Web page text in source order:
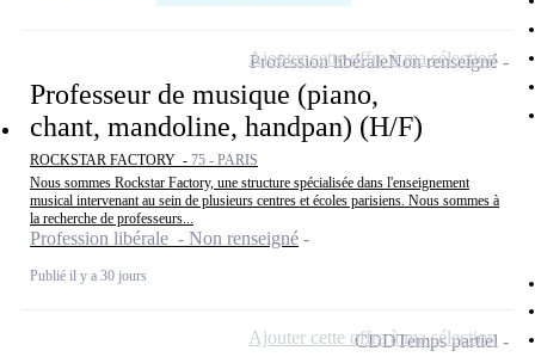
Professeur de musique (piano,
chant, mandoline, handpan) (H/F)
ROCKSTAR FACTORY - 75 - PARIS
Nous sommes Rockstar Factory, une structure spécialisée dans l'enseignement
musical intervenant au sein de plusieurs centres et écoles parisiens. Nous sommes à
la recherche de professeurs...
Profession libérale - Non renseigné
Publié il y a 30 jours
Profession libéraleNon renseigné
Ajouter cette offre à ma sélection
CDDTemps partiel
Ajouter cette offre à ma sélection